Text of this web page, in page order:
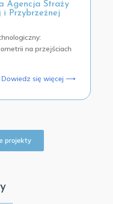
Agencja Straży
i Przybrzeżnej
na przejściach
Dowiedz się więcej ⟶
projekty